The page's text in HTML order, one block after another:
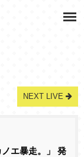
NEXT LIVE
エ暴走。」 発